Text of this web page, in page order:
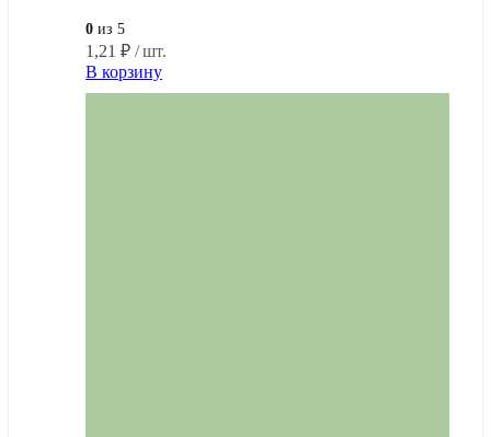
0 из 5
1,21 ₽ / шт.
В корзину